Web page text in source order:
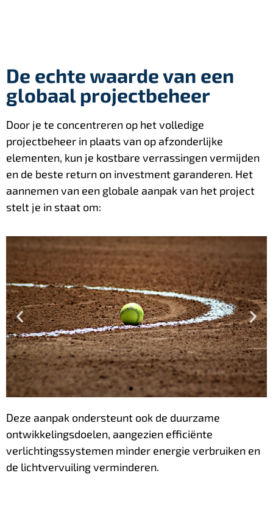
De echte waarde van een
globaal projectbeheer
Door je te concentreren op het volledige
projectbeheer in plaats van op afzonderlijke
elementen, kun je kostbare verrassingen vermijden
en de beste return on investment garanderen. Het
aannemen van een globale aanpak van het project
stelt je in staat om:
Prestaties
verbeteren met
minder armaturen
Deze aanpak ondersteunt ook de duurzame
ontwikkelingsdoelen, aangezien efficiënte
verlichtingssystemen minder energie verbruiken en
de lichtvervuiling verminderen.